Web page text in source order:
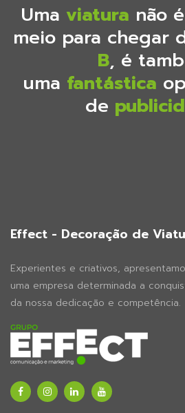
Uma viatura não
meio para chegar
B, é
uma fantástica
de
Effect - Decoração de
Experientes e criativos,
uma empresa determinada a
da nossa dedicação e competência.